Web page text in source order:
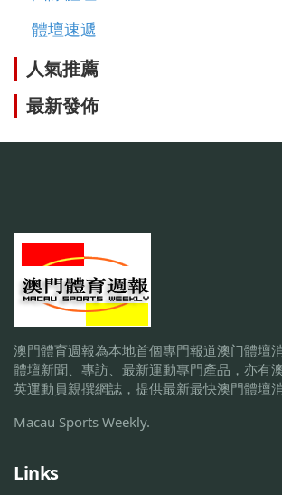
體壇速遞
人氣推薦
最新發佈
澳門體育週報為本地首個專門報道澳门體壇
體壇新聞、專訪、最新運動專門產品，亦有
英運動員親撰網誌，提供最新最快澳門體壇
Macau Sports Weekly.
Links